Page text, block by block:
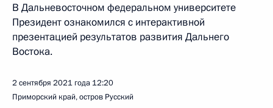
В Дальневосточном федеральном университете
Президент ознакомился с интерактивной
презентацией результатов развития Дальнего
Востока.
2 сентября 2021 года 12:20
Приморский край, остров Русский